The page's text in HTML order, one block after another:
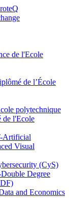
de l'Ecole
de l’École
polytechnique
de l'Ecole
Artificial
Visual
(CyS)
Degree
and Economics